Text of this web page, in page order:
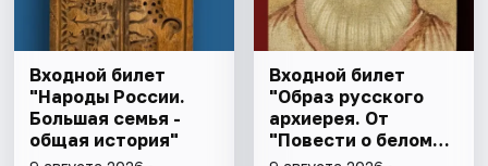
Входной билет
"Народы России.
Большая семья -
общая история"
Входной билет
"Образ русского
архиерея. От
"Повести о белом